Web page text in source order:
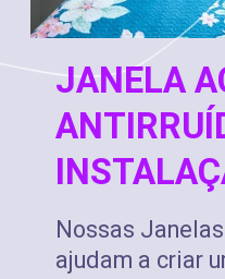
Nossas
ajudam a criar
JANELA